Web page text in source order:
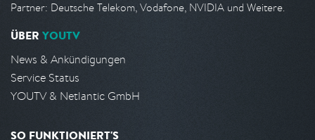
Partner: Deutsche Telekom, Vodafone, NVIDIA und Weitere.
ÜBER YOUTV
News & Ankündigungen
Service Status
YOUTV & Netlantic GmbH
SO FUNKTIONIERT'S